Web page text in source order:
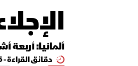
ألمانيا:
دقائق القراءة - 5